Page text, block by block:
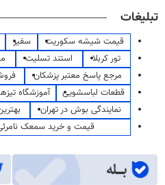
تبلیغات
قیمت شیشه سکوریت سفیر
تور کربلا
استند تسلیت
مرجع پاسخ معتبر پزشکان
قطعات لباسشویی
آموزشگاه
نمایندگی بوش در تهران
قیمت و خرید سمعک